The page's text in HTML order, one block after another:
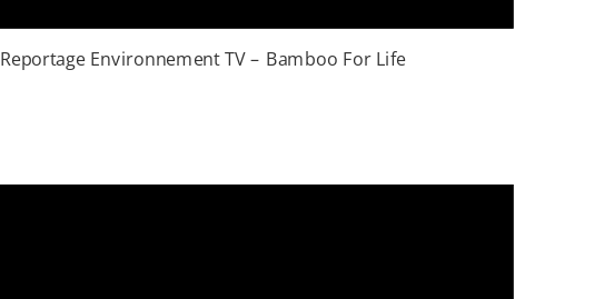
Reportage Environnement TV – Bamboo For Life